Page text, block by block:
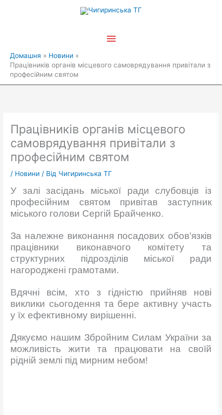
Головне
Домашня
Новини
Працівників органів місцевого самоврядування привітали з
професійним святом
Працівників органів місцевого
самоврядування привітали з
професійним святом
/ Новини / Від Чигиринська ТГ
У залі засідань міської ради слубовців із
професійним святом привітав заступник
міського голови Сергій Брайченко.
За належне виконання посадових обов’язків
працівники виконавчого комітету та
структурних підрозділів міської ради
нагороджені грамотами.
Вдячні всім, хто з гідністю прийняв нові
виклики сьогодення та бере активну участь
у їх ефективному вирішенні.
Дякуємо нашим Збройним Силам України за
можливість жити та працювати на своїй
рідній землі під мирним небом!